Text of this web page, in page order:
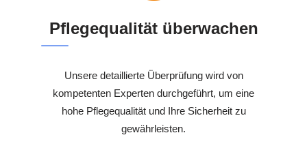
Pflegequalität überwachen
Unsere detaillierte Überprüfung wird von
kompetenten Experten durchgeführt, um eine
hohe Pflegequalität und Ihre Sicherheit zu
gewährleisten.